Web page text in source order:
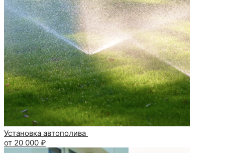
Установка автополива
от 20 000 ₽